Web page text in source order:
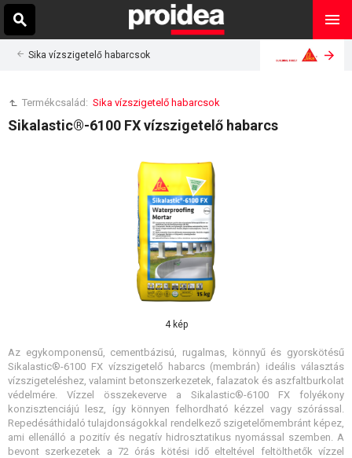
Sika vízszigetelő habarcsok
Termékcsalád: Sika vízszigetelő habarcsok
Sikalastic®-6100 FX vízszigetelő habarcs
4 kép
Az egykomponensű, cementbázisú, rugalmas, könnyű és gyorskötésű
Sikalastic®-6100 FX vízszigetelő habarcs (membrán) ideális választás
vízszigeteléshez, valamint betonszerkezetek, falazatok és aszfaltburkolat
védelmére. Vízzel összekeverve a Sikalastic®-6100 FX folyékony
konzisztenciájú lesz, így könnyen felhordható kézzel vagy szórással.
Repedésáthidaló tulajdonságokkal rendelkező szigetelőmembránt képez,
ami ellenálló a pozitív és negatív hidrosztatikus nyomással szemben. A
bevont szerkezetek a 72 órás kötési idő elteltével feltölthetők vízzel